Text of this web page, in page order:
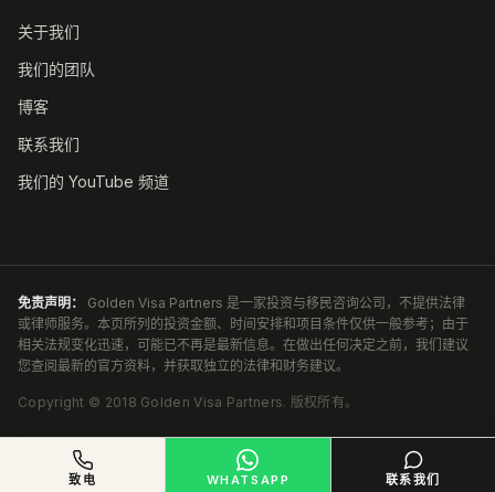
关于我们
我们的团队
博客
联系我们
我们的 YouTube 频道
免责声明：
Golden Visa Partners 是一家投资与移民咨询公司，不提供法律
或律师服务。本页所列的投资金额、时间安排和项目条件仅供一般参考；由于
相关法规变化迅速，可能已不再是最新信息。在做出任何决定之前，我们建议
您查阅最新的官方资料，并获取独立的法律和财务建议。
Copyright © 2018 Golden Visa Partners. 版权所有。
致电 WHATSAPP 联系我们